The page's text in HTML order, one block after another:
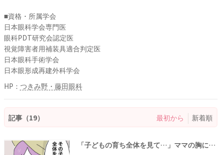
■資格・所属学会
日本眼科学会専門医
眼科PDT研究会認定医
視覚障害者用補装具適合判定医
日本眼科手術学会
日本眼形成再建外科学会
HP： つきみ野・藤田眼科
記事（19） 最初から 新着順
「子どもの育ち全体を見て…」ママの胸に今でも残る先生の金言とは…？ #アイパッチのピー太 最終話